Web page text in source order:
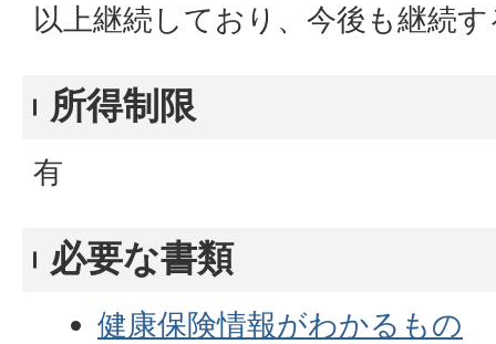
以上継続しており、今後も継続
所得制限
有
必要な書類
健康保険情報がわかるもの